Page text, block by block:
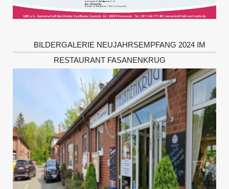
BILDERGALERIE NEUJAHRSEMPFANG 2024 IM
RESTAURANT FASANENKRUG